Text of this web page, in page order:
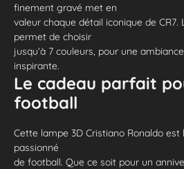
finement gravé met en
valeur chaque détail iconique de CR7.
permet de choisir
jusqu’à 7 couleurs, pour une
inspirante.
Le cadeau parfait
football
Cette lampe 3D Cristiano Ronaldo
passionné
de football. Que ce soit pour un